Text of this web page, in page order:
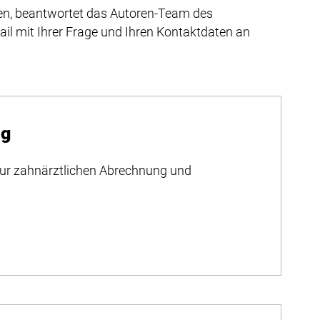
beantwortet das Autoren-Team des
mit Ihrer Frage und Ihren Kontaktdaten an
zahnärztlichen Abrechnung und